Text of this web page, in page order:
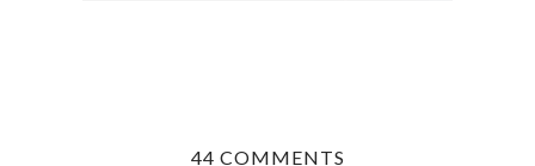
44 COMMENTS